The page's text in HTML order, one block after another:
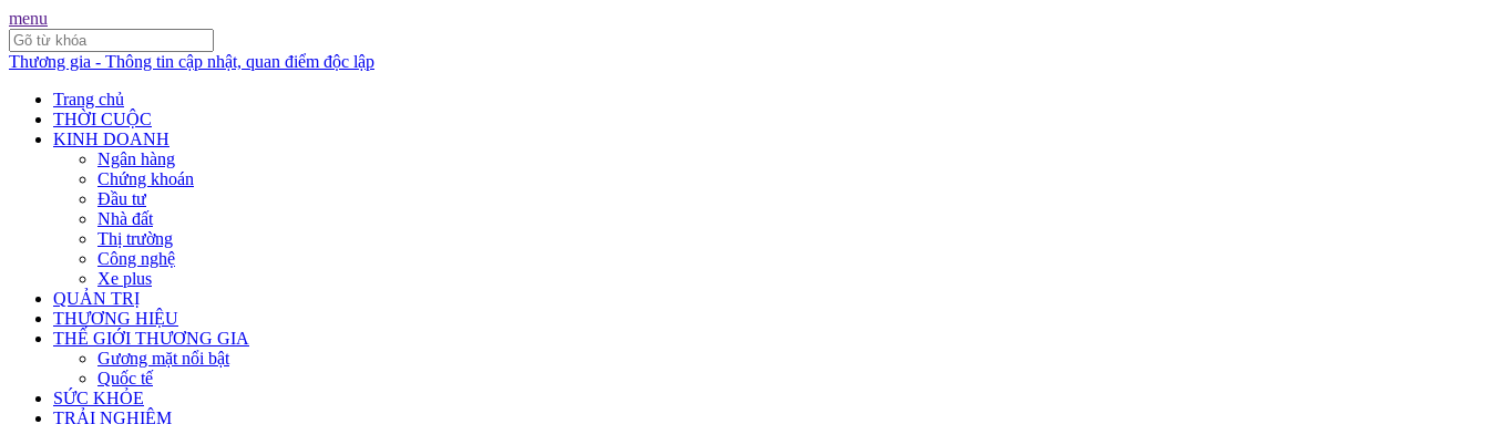
menu
Thương gia - Thông tin cập nhật, quan điểm độc lập
Trang chủ
THỜI CUỘC
KINH DOANH
Ngân hàng
Chứng khoán
Đầu tư
Nhà đất
Thị trường
Công nghệ
Xe plus
QUẢN TRỊ
THƯƠNG HIỆU
THẾ GIỚI THƯƠNG GIA
Gương mặt nổi bật
Quốc tế
SỨC KHỎE
TRẢI NGHIỆM